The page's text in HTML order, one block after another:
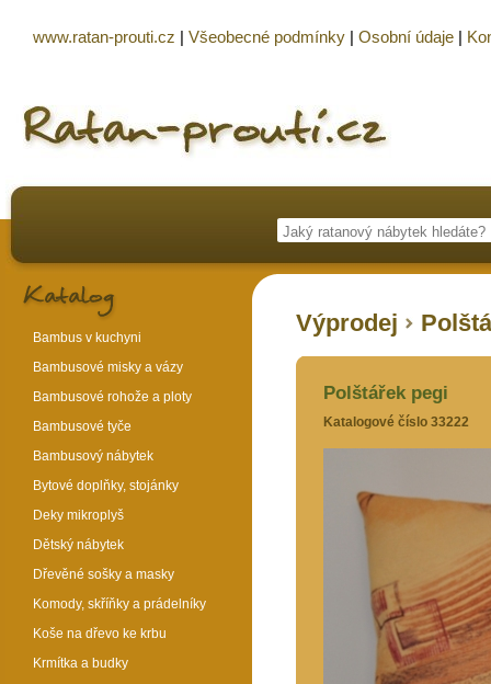
Výprodej
Polštářek pegi
Katalogové číslo 33222
Bambus v kuchyni
Bambusové misky a vázy
Bambusové rohože a ploty
Bambusové tyče
Bambusový nábytek
Bytové doplňky, stojánky
Deky mikroplyš
Dětský nábytek
Dřevěné sošky a masky
Komody, skříňky a prádelníky
Koše na dřevo ke krbu
Krmítka a budky
www.ratan-prouti.cz | Všeobecné podmínky | Osobní údaje |